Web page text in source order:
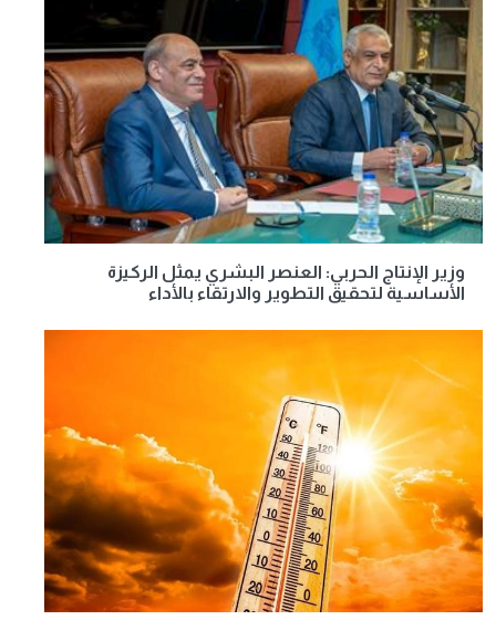
وزير الإنتاج الحربي: العنصر البشري يمثل الركيزة
الأساسية لتحقيق التطوير والارتقاء بالأداء